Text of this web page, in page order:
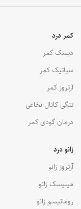
زانو درد
آرتروز زانو
مینیسک زانو
روماتیسم زانو
کمر درد
دیسک کمر
سیاتیک کمر
آرتروز کمر
تنگی کانال نخاعی
درمان گودی کمر